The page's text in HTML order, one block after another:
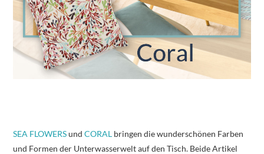
SEA FLOWERSundCORAL bringen die wunderschönen Farben
und Formen der Unterwasserwelt auf den Tisch. Beide Artikel